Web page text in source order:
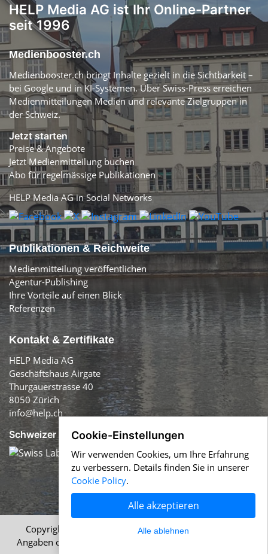
HELP Media AG ist Ihr Online-Partner
seit 1996
Medienbooster.ch
Medienbooster.ch bringt Inhalte gezielt in die Sichtbarkeit –
bei Google und in KI-Systemen. Über Swiss-Press erreichen
Medienmitteilungen Medien und relevante Zielgruppen in
der Schweiz.
Jetzt starten
Preise & Angebote
Jetzt Medienmitteilung buchen
Abo für regelmässige Publikationen
HELP Media AG in Social Networks
Publikationen & Reichweite
Medienmitteilung veröffentlichen
Agentur-Publishing
Ihre Vorteile auf einen Blick
Referenzen
Kontakt & Zertifikate
HELP Media AG
Geschäftshaus Airgate
Thurgauerstrasse 40
8050 Zürich
info@help.ch
Schweizer Qualität:
Copyright © 1996-2026 HELP Media AG, Zürich. Alle
Angaben ohne Gewähr.
Cookie-Einstellungen
Wir verwenden Cookies, um Ihre Erfahrung
zu verbessern. Details finden Sie in unserer
Cookie Policy.
Alle akzeptieren
Alle ablehnen